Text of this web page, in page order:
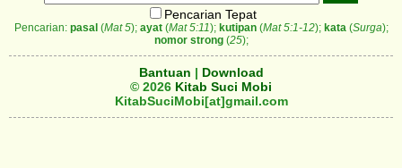
Pencarian Tepat
Pencarian: pasal(Mat 5); ayat(Mat 5:11); kutipan(Mat 5:1-12); kata (Surga);
nomor strong(25);
Bantuan | Download
© 2026 Kitab Suci Mobi
KitabSuciMobi[at]gmail.com